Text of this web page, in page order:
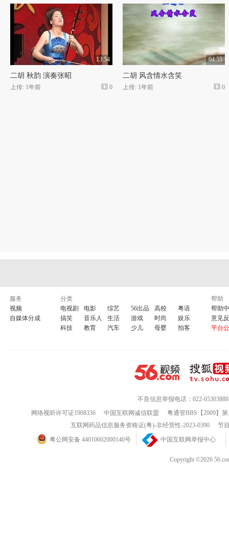
13:54
二胡 秋韵 演奏张昭
上传: 1年前 0
04:55
二胡 风含情水含笑
上传: 1年前 0
服务
视频
自媒体分成
分类
电视剧
电影 综艺 56出品 高校
粤语
搞笑
音乐人 生活 游戏 时尚
娱乐
科技
教育 汽车 少儿 母婴 拍客
帮助
帮助
意见
平台
不良信息举报电话：022-65303888
网络视听许可证1908336
中国互联网诚信联盟
粤通管BBS【2009】
互联网药品信息服务资格证(粤)-非经营性-2023-0390
节
粤公网安备 44010602000140号
中国互联网举报中心
Copyright ©2026